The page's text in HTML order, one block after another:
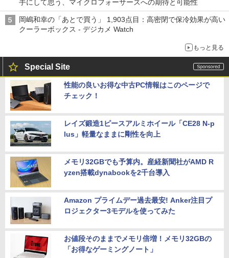
手にして思う、マイクロフォーサーズへの期待と可能性
岡嶋和幸の「あとで買う」 1,903点目：高密閉で保冷効果が高い
クーラーボックス - デジカメ Watch
もっと見る
Special Site
性能の良いお得な中古PC情報はこのページで
チェック！
レイズ鍛造1ピースアルミホイール「CE28 N-p
lus」軽量なままに剛性を向上
メモリ32GBでも予算内。産経新聞社がAMD R
yzen搭載dynabookを2千台導入
Amazon プライムデー過去最安! Anker注目プ
ロジェクター3モデルを使ってみた
お値段そのままでメモリ倍増！メモリ32GBの
「お得なゲーミングノート」